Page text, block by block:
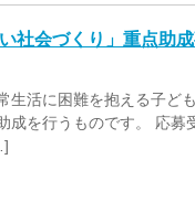
社会づくり」重点助
生活に困難を抱える子ど
を行うものです。 応募